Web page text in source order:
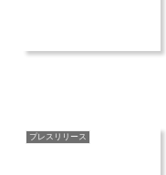
プレスリリース